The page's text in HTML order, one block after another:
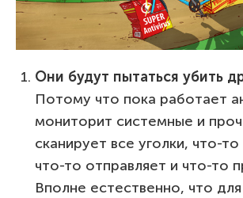
Они будут пытаться убить
Потому что пока работает
мониторит системные и
сканирует все уголки, что-то
что-то отправляет и что-то
Вполне естественно, что